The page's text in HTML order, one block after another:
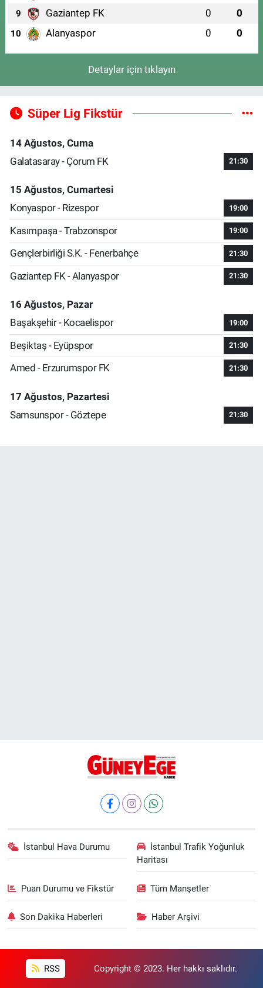
9 Gaziantep FK 0 0
10 Alanyaspor 0 0
Detaylar için tıklayın
Süper Lig Fikstür
14 Ağustos, Cuma
Galatasaray - Çorum FK
21:30
15 Ağustos, Cumartesi
Konyaspor - Rizespor
19:00
Kasımpaşa - Trabzonspor 19:00
Gençlerbirliği S.K. - Fenerbahçe 21:30
Gaziantep FK - Alanyaspor 21:30
16 Ağustos, Pazar
Başakşehir - Kocaelispor
19:00
Beşiktaş - Eyüpspor 21:30
Amed - Erzurumspor FK 21:30
17 Ağustos, Pazartesi
Samsunspor - Göztepe
21:30
İstanbul Hava Durumu
İstanbul Trafik Yoğunluk
Haritası
Puan Durumu ve Fikstür Tüm Manşetler
Son Dakika Haberleri Haber Arşivi
RSS Copyright © 2023. Her hakkı saklıdır.